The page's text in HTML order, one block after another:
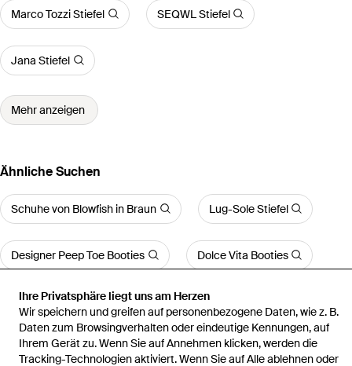
Ihre Privatsphäre liegt uns am Herzen
Wir speichern und greifen auf personenbezogene Daten, wie z. B.
Daten zum Browsingverhalten oder eindeutige Kennungen, auf
Ihrem Gerät zu. Wenn Sie auf Annehmen klicken, werden die
Tracking-Technologien aktiviert. Wenn Sie auf Alle ablehnen oder
Marco Tozzi Stiefel SEQWL Stiefel
Jana Stiefel
Mehr anzeigen
Ähnliche Suchen
Schuhe von Blowfish in Braun Lug-Sole Stiefel
Designer Peep Toe Booties Dolce Vita Booties
UGG Classic Mini Stiefel
Mehr anzeigen